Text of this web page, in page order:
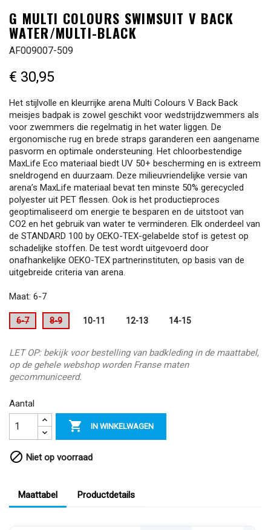
G MULTI COLOURS SWIMSUIT V BACK
WATER/MULTI-BLACK
AF009007-509
€ 30,95
Het stijlvolle en kleurrijke arena Multi Colours V Back Back
meisjes badpak is zowel geschikt voor wedstrijdzwemmers als
voor zwemmers die regelmatig in het water liggen. De
ergonomische rug en brede straps garanderen een aangename
pasvorm en optimale ondersteuning. Het chloorbestendige
MaxLife Eco materiaal biedt UV 50+ bescherming en is extreem
sneldrogend en duurzaam. Deze milieuvriendelijke versie van
arena’s MaxLife materiaal bevat ten minste 50% gerecycled
polyester uit PET flessen. Ook is het productieproces
geoptimaliseerd om energie te besparen en de uitstoot van
CO2 en het gebruik van water te verminderen. Elk onderdeel van
de STANDARD 100 by OEKO-TEX-gelabelde stof is getest op
schadelijke stoffen. De test wordt uitgevoerd door
onafhankelijke OEKO-TEX partnerinstituten, op basis van de
uitgebreide criteria van arena.
Maat: 6-7
6-7 8-9 10-11 12-13 14-15
LET OP: bekijk voor bestelling van badkleding in de maattabel,
op de gehele webshop worden Franse maten
gecommuniceerd.
Aantal
 IN WINKELWAGEN
 Niet op voorraad
Maattabel Productdetails